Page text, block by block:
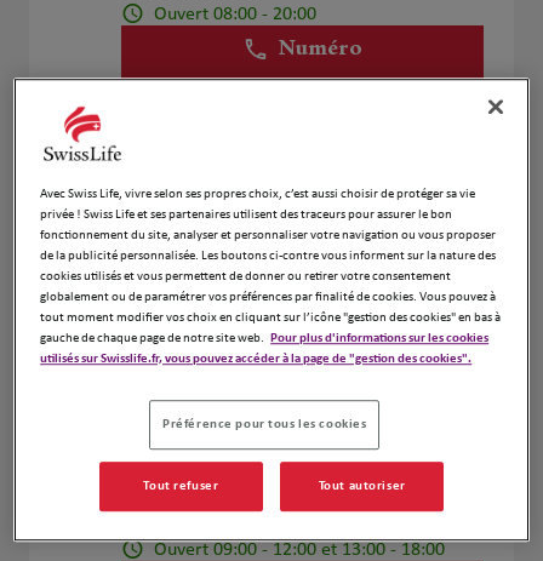
Ouvert 08:00 - 20:00
Numéro
4
6.33 km
Philippe Despaux
51 Boulevard Victor Hugo
06000 Nice
Ouvert 09:00 - 12:00 et 13:00 - 18:00
Numéro
Voir plus
Eric Abbas
Ouvert 09:00 - 12:00 et 13:00 - 18:00
Avec Swiss Life, vivre selon ses propres choix, c’est aussi choisir de protéger sa vie
privée ! Swiss Life et ses partenaires utilisent des traceurs pour assurer le bon
fonctionnement du site, analyser et personnaliser votre navigation ou vous proposer
de la publicité personnalisée. Les boutons ci-contre vous informent sur la nature des
cookies utilisés et vous permettent de donner ou retirer votre consentement
globalement ou de paramétrer vos préférences par finalité de cookies. Vous pouvez à
tout moment modifier vos choix en cliquant sur l’icône "gestion des cookies" en bas à
gauche de chaque page de notre site web.
Pour plus d'informations sur les cookies
utilisés sur Swisslife.fr, vous pouvez accéder à la page de "gestion des cookies".
Préférence pour tous les cookies
Tout refuser Tout autoriser